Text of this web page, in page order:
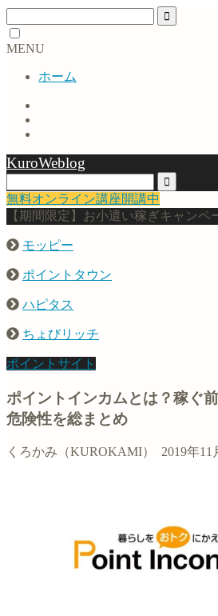
MENU
ホーム
KuroWeblog
無料オンライン講座開講中
【期間限定】お小遣い稼ぎキャンペ
モッピー
ポイントタウン
ハピタス
ちょびリッチ
ポイントサイト
ポイントインカムとは？稼ぐ
危険性を総まとめ
くろかみ（KUROKAMI） 2019年11